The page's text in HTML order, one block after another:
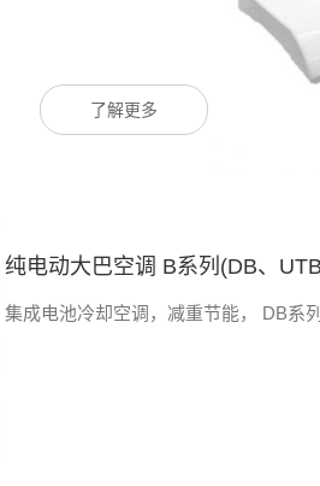
了解更多
纯电动大巴空调 B系列(DB、
集成电池冷却空调，减重节能， DB系